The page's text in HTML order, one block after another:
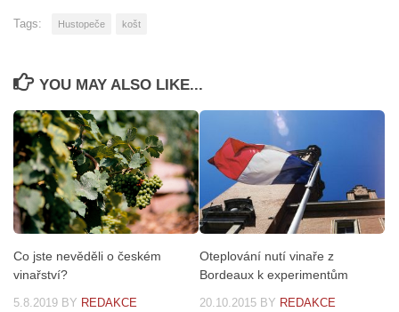
Tags: Hustopeče košt
YOU MAY ALSO LIKE...
Co jste nevěděli o českém
vinařství?
5.8.2019 BY REDAKCE
Oteplování nutí vinaře z
Bordeaux k experimentům
20.10.2015 BY REDAKCE